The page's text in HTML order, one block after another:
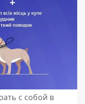
с собой в